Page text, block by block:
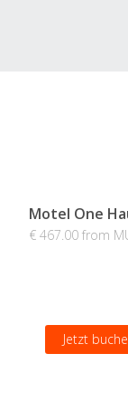
Motel One
€ 467.00 from
Jetzt